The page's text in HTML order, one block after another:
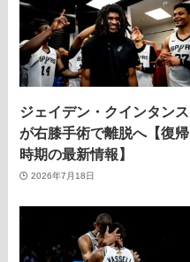
ジェイデン・クインタンス
が右膝手術で離脱へ【復帰
時期の最新情報】
2026年7月18日